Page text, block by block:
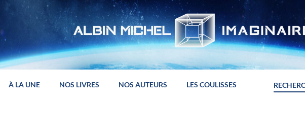
À LA UNE NOS LIVRES NOS AUTEURS LES COULISSES